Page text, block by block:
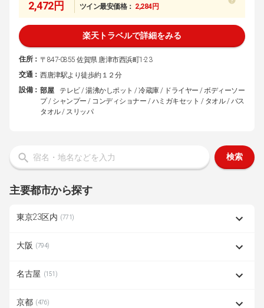
2,472円
ツイン最安価格： 2,284円
楽天トラベルで詳細をみる
住所： 〒847-0855 佐賀県 唐津市西浜町1-23
交通： 西唐津駅より徒歩約１２分
設備： 部屋
テレビ / 湯沸かしポット / 冷蔵庫 / ドライヤー / ボディーソー
プ / シャンプー / コンディショナー / ハミガキセット / タオル / バス
タオル / スリッパ
検索
主要都市から探す
東京23区内 (771)
大阪 (794)
名古屋 (151)
京都 (476)